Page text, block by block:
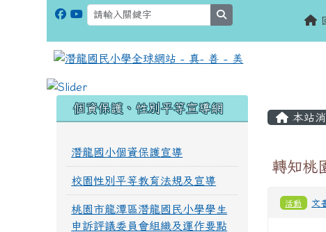
本站消
轉知桃
活動 文
個資保護、性別平等宣導網
潛龍國小個資保護宣導
校園性別平等教育法規及宣導
桃園市龍潭區潛龍國民小學學生
申訴評議委員會組織及運作要點